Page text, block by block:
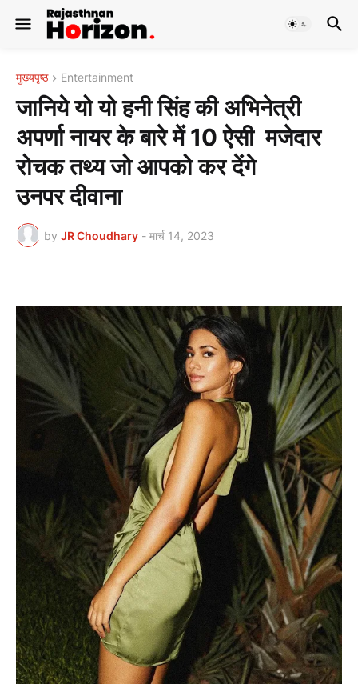
मुख्यपृष्ठ Entertainment
जानिये यो यो हनी सिंह की अभिनेत्री
अपर्णा नायर के बारे में 10 ऐसी मजेदार
रोचक तथ्य जो आपको कर देंगे
उनपर दीवाना
by JR Choudhary - मार्च 14, 2023